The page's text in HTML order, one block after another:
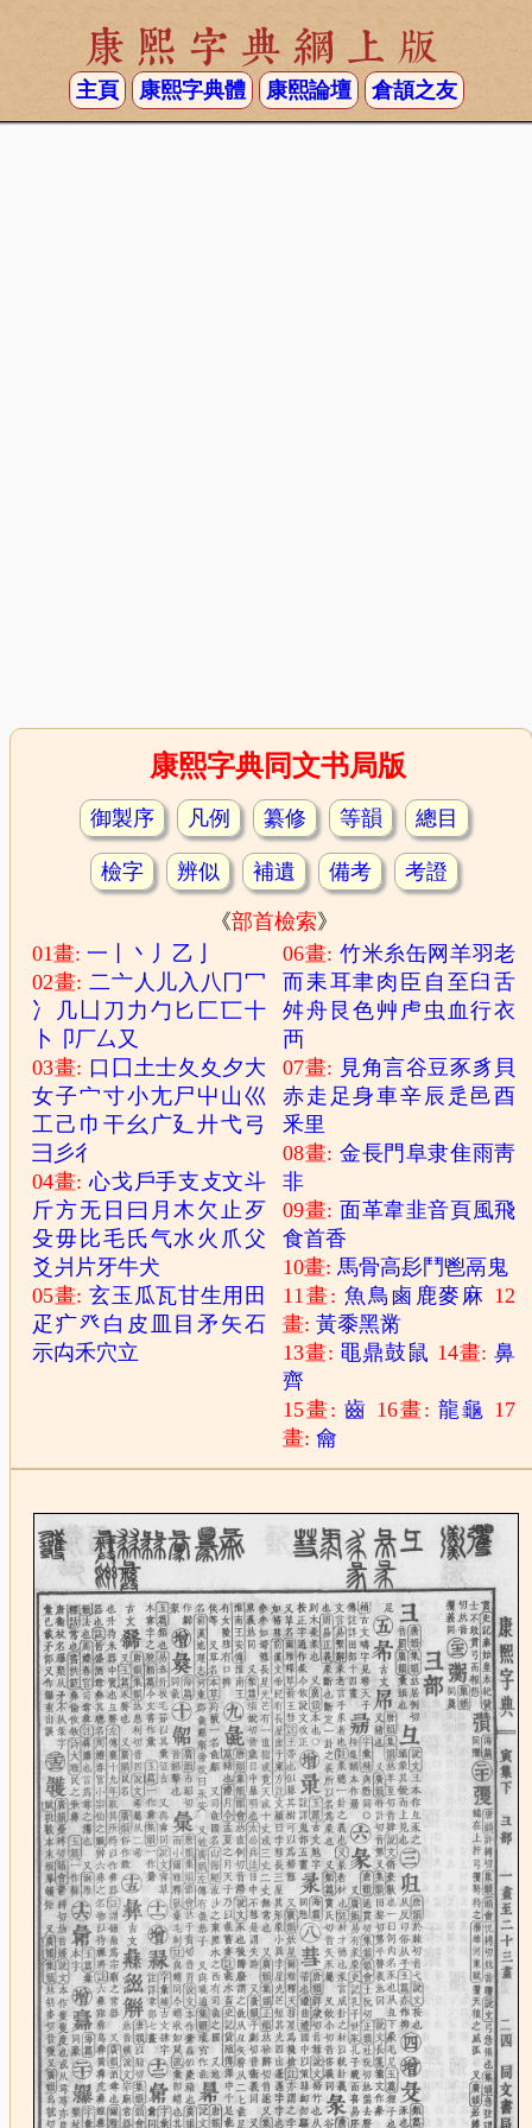
康熙字典網上版
主頁 康熙字典體 康熙論壇 倉頡之友
康熙字典同文书局版
御製序 凡例 纂修 等韻 總目
檢字 辨似 補遺 備考 考證
《部首檢索》
01畫:一 丶 丿 乙
02畫:二亠 人 儿入 八 冂冖
冫
几 凵 刀 力 勹 匕 匚匸十
卜
卩厂厶 又
03畫: 口 囗 土士夂 夊 夕大
女子宀寸小尢尸 屮 山巛
工 己 巾 干幺 广廴廾弋弓
彐 彡彳
04畫:心戈 戶手支 攴文斗
斤方无 日 曰 月木 欠止 歹
殳毋 比毛 氏气水 火 爪父
爻 爿 片牙牛犬
05畫:玄玉 瓜瓦甘生用 田
疋 疒癶 白 皮 目矛 矢石
示禸禾穴立
06畫: 竹米糸缶网 羊羽老
而耒耳聿肉 臣 自 至 臼舌
舛舟 艮色艸 虍 虫 血行衣
襾
07畫: 見角言谷豆豕豸 貝
赤走 足身車辛辰 辵 邑酉
釆里
08畫: 金長門 阜隶隹雨靑
非
09畫: 面革韋韭音頁風飛
食首香
10畫:馬骨高髟 鬥鬯鬲 鬼
11畫: 魚鳥 鹵 鹿麥 麻 12
畫:黃黍黑黹
13畫: 黽鼎鼓鼠 14畫:鼻
齊
15畫:齒 16畫:龍龜 17
畫:龠